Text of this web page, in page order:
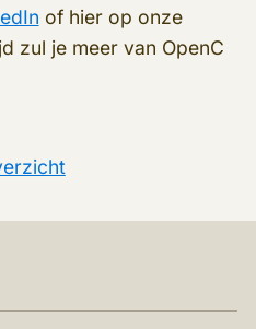
of hier op onze
zul je meer van OpenC